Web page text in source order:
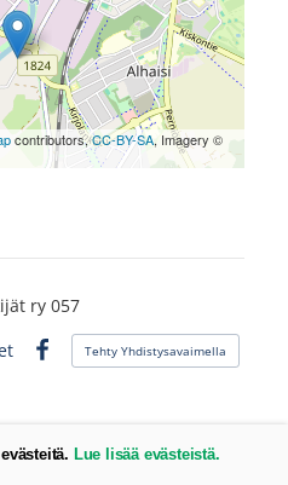
contributors,CC-BY-SA, Imagery ©
ry 057
Facebook
Tehty Yhdistysavaimella
Lue lisää evästeistä.